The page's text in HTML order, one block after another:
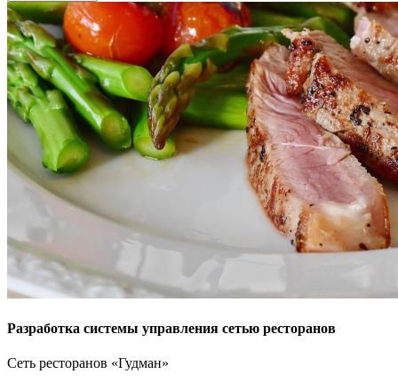
Разработка системы управления сетью ресторанов
Сеть ресторанов «Гудман»